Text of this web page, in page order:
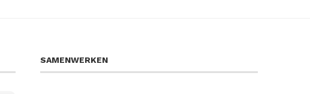
SAMENWERKEN